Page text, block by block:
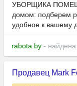
УБОРЩИКА
домом: подберем
удобное к вашему
rabota.by -
Продавец Mark